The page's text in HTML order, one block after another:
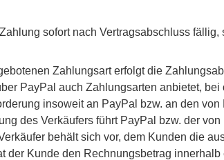
sofort nach Vertragsabschluss
Zahlungsart erfolgt die
PayPal auch Zahlungsarten anbietet,
insoweit an PayPal bzw. an den
des Verkäufers führt PayPal bzw. der
behält sich vor, dem Kunden die
Kunde den Rechnungsbetrag